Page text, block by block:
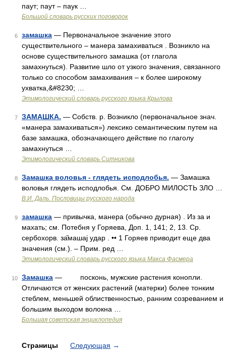
паут; паут – паук …
Большой словарь русских поговорок
6 замашка — Первоначальное значение этого
существительного – манера замахиваться . Возникло на
основе существительного замашка (от глагола
замахнуться). Развитие шло от узкого значения, связанного
только со способом замахивания – к более широкому
ухватка,&#8230; …
Этимологический словарь русского языка Крылова
7 ЗАМАШКА. — Собств. р. Возникло (первоначальное знач.
«манера замахиваться») лексико семантическим путем на
базе замашка, обозначающего действие по глаголу
замахнуться …
Этимологический словарь Ситникова
8 Замашка воловья - глядеть исподлобья. — Замашка
воловья глядеть исподлобья. См. ДОБРО МИЛОСТЬ ЗЛО …
В.И. Даль. Пословицы русского народа
9 замашка — привычка, манера (обычно дурная) . Из за и
махать; см. Потебня у Горяева, Доп. 1, 141; 2, 13. Ср.
сербохорв. за̏машаj удар . •• 1 Горяев приводит еще два
значения (см.). – Прим. ред …
Этимологический словарь русского языка Макса Фасмера
10 Замашка — посконь, мужские растения конопли.
Отличаются от женских растений (матерки) более тонким
стеблем, меньшей облиственностью, ранним созреванием и
большим выходом волокна …
Большая советская энциклопедия
Страницы Следующая →